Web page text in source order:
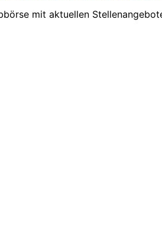
mit aktuellen